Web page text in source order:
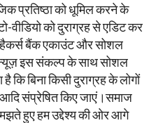
प्रतिष्ठा को धूमिल करने के
वीडियो को दुराग्रह से एडिट कर
हैकर्स बैंक एकाउंट और सोशल
इस संकल्प के साथ सोशल
है कि बिना किसी दुराग्रह के लोगों
संप्रेषित किए जाएं।समाज
हुए हम उद्देश्य की ओर आगे